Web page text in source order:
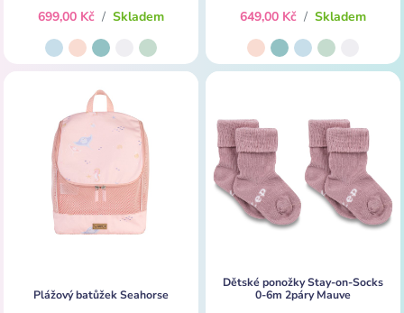
699,00 Kč / Skladem 649,00 Kč / Skladem
Plážový batůžek Seahorse
Dětské ponožky Stay-on-Socks
0-6m 2páry Mauve